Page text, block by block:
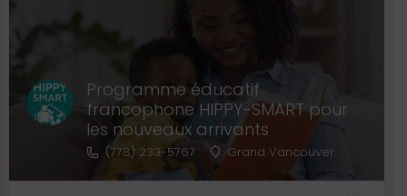
Programme éducatif
francophone HIPPY-SMART pour
les nouveaux arrivants
(778) 233-5767 Grand Vancouver